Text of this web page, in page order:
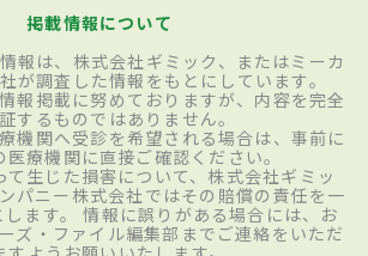
掲載情報について
報は、株式会社ギミック、またはミーカ
が調査した情報をもとにしています。
報掲載に努めておりますが、内容を完全
するものではありません。
機関へ受診を希望される場合は、事前に
療機関に直接ご確認ください。
て生じた損害について、株式会社ギミッ
パニー株式会社ではその賠償の責任を一
ます。 情報に誤りがある場合には、お
ズ・ファイル編集部までご連絡をいただ